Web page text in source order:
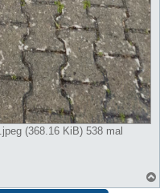
(368.16 KiB) 538 mal